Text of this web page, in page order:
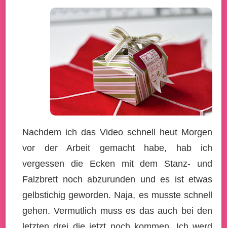
Nachdem ich das Video schnell heut Morgen
vor der Arbeit gemacht habe, hab ich
vergessen die Ecken mit dem Stanz- und
Falzbrett noch abzurunden und es ist etwas
gelbstichig geworden. Naja, es musste schnell
gehen. Vermutlich muss es das auch bei den